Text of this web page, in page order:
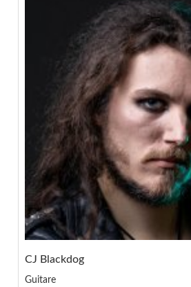
CJ Blackdog
Guitare